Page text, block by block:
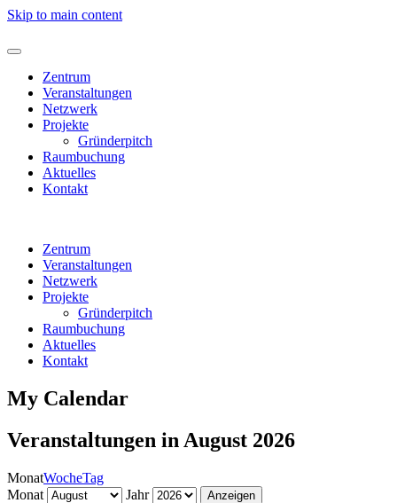
Skip to main content
Zentrum
Veranstaltungen
Netzwerk
Projekte
Gründerpitch
Raumbuchung
Aktuelles
Kontakt
Zentrum
Veranstaltungen
Netzwerk
Projekte
Gründerpitch
Raumbuchung
Aktuelles
Kontakt
My Calendar
Veranstaltungen in August 2026
MonatWocheTag
Monat
Jahr